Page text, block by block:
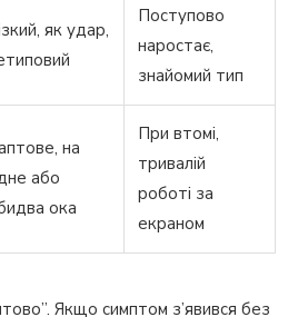
як удар,
Поступово
наростає,
знайомий тип
на
або
ока
При втомі,
тривалій
роботі за
екраном
Якщо симптом з’явився без